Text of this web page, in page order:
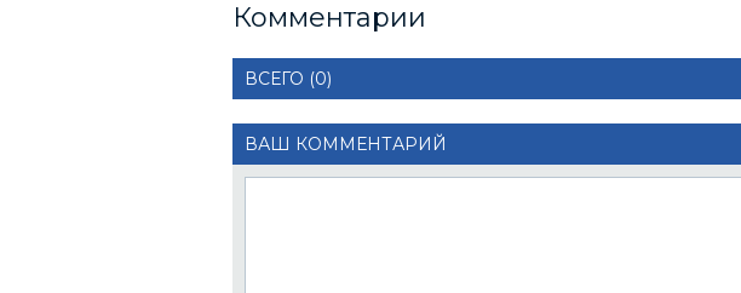
Комментарии
ВСЕГО (0)
ВАШ КОММЕНТАРИЙ